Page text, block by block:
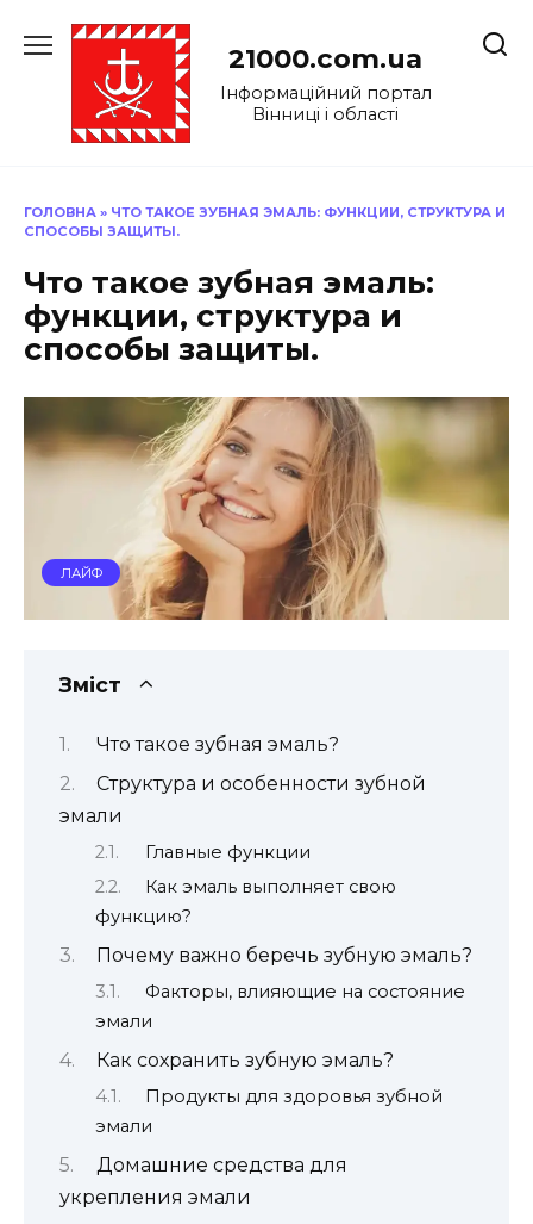
до
21000.com.ua
Інформаційний портал
Вінниці і області
ГОЛОВНА » ЧТО ТАКОЕ ЗУБНАЯ ЭМАЛЬ: ФУНКЦИИ, СТРУКТУРА И
СПОСОБЫ ЗАЩИТЫ.
Что такое зубная эмаль:
функции, структура и
способы защиты.
ЛАЙФ
Зміст
Что такое зубная эмаль?
Структура и особенности зубной
эмали
Главные функции
Как эмаль выполняет свою
функцию?
Почему важно беречь зубную эмаль?
Факторы, влияющие на состояние
эмали
Как сохранить зубную эмаль?
Продукты для здоровья зубной
эмали
Домашние средства для
укрепления эмали